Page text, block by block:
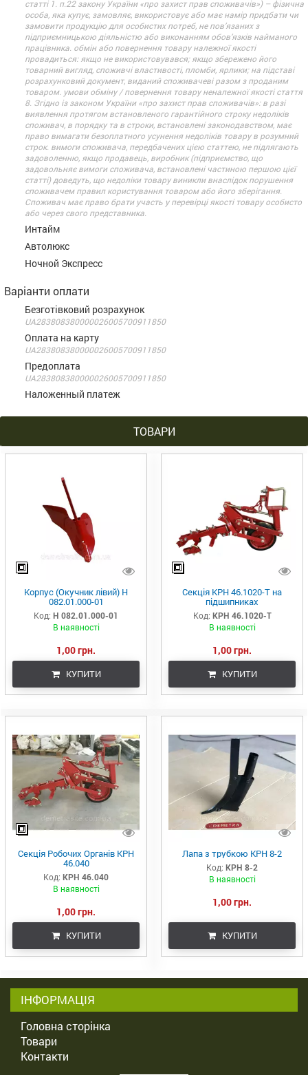
статті 1. п.22 закону України «про захист прав споживачів») – фізична
особа, яка купує, замовляє, використовує або має намір придбати чи
замовити продукцію для особистих потреб, не пов’язаних з
підприємницькою діяльністю або виконанням обов’язків найманого
працівника. обмін або повернення товару належної якості
провадиться: якщо не використовувався; якщо збережено його
товарний вигляд, споживчі властивості, пломби, ярлики; на підставі
розрахунковий документ, виданий споживачеві разом з проданим
товаром. умови обміну / повернення товару неналежної якості стаття
8. Згідно із законом України «про захист прав споживачів»: в разі
виявлення протягом встановленого гарантійного строку недоліків
споживач, в порядку та в строки, встановлені законодавством, має
право вимагати безоплатного усунення недоліків товару в розумний
строк. вимоги споживача, передбачених цією статтею, не підлягають
задоволенню, якщо продавець, виробник (підприємство, що
задовольняє вимоги споживача, встановлені частиною першою цієї
статті) доведуть, що недоліки товару виникли внаслідок порушення
споживачем правил користування товаром або його зберігання.
Споживач має право брати участь у перевірці якості товару особисто
або через свого представника.
Интайм
Автолюкс
Ночной Экспресс
Варіанти оплати
Безготівковий розрахунок
UA283808380000026005700911850
Оплата на карту
UA283808380000026005700911850
Предоплата
UA283808380000026005700911850
Наложенный платеж
ТОВАРИ
Корпус (Окучник лівий) Н
082.01.000-01
Код: Н 082.01.000-01
В наявності
1,00 грн.
КУПИТИ
Секція КРН 46.1020-Т на
підшипниках
Код: КРН 46.1020-Т
В наявності
1,00 грн.
КУПИТИ
Секція Робочих Органів КРН
46.040
Код: КРН 46.040
В наявності
1,00 грн.
КУПИТИ
Лапа з трубкою КРН 8-2
Код: КРН 8-2
В наявності
1,00 грн.
КУПИТИ
ІНФОРМАЦІЯ
Головна сторінка
Товари
Контакти